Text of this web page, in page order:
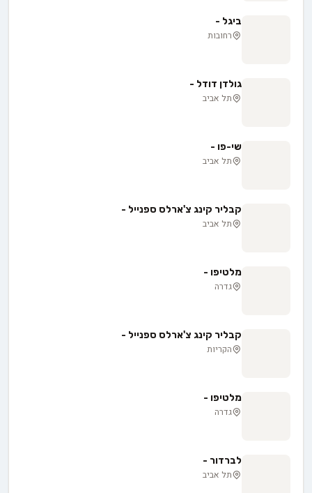
ביגל -
רחובות
גולדן דודל -
תל אביב
שי-פו -
תל אביב
קבליר קינג צ'ארלס ספנייל -
תל אביב
מלטיפו -
גדרה
קבליר קינג צ'ארלס ספנייל -
הקריות
מלטיפו -
גדרה
לברדור -
תל אביב